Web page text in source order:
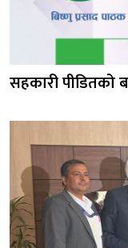
सहकारी पीडितको